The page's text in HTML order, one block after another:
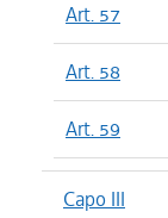
Art. 57
Art. 58
Art. 59
Capo III